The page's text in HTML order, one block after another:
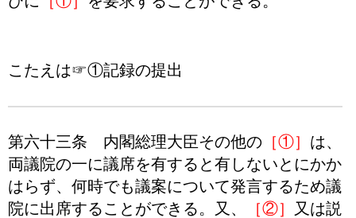
こたえは☞①記録の提出
第六十三条 内閣総理大臣その他の ［①］ は、
両議院の一に議席を有すると有しないとにかか
はらず、何時でも議案について発言するため議
院に出席することができる。又、
［②］ 又は説